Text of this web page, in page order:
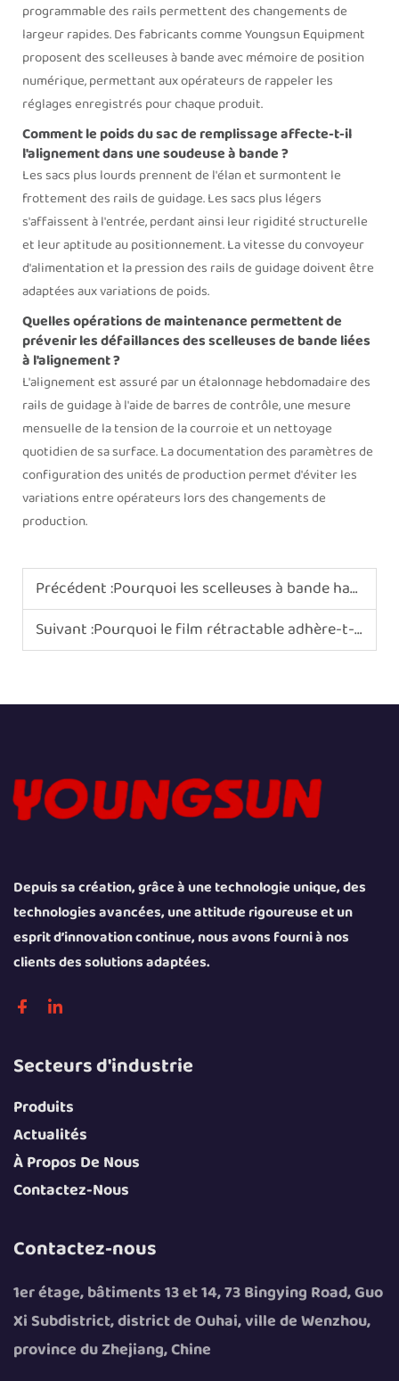
programmable des rails permettent des changements de
largeur rapides. Des fabricants comme Youngsun Equipment
proposent des scelleuses à bande avec mémoire de position
numérique, permettant aux opérateurs de rappeler les
réglages enregistrés pour chaque produit.
Comment le poids du sac de remplissage affecte-t-il
l'alignement dans une soudeuse à bande ?
Les sacs plus lourds prennent de l'élan et surmontent le
frottement des rails de guidage. Les sacs plus légers
s'affaissent à l'entrée, perdant ainsi leur rigidité structurelle
et leur aptitude au positionnement. La vitesse du convoyeur
d'alimentation et la pression des rails de guidage doivent être
adaptées aux variations de poids.
Quelles opérations de maintenance permettent de
prévenir les défaillances des scelleuses de bande liées
à l'alignement ?
L'alignement est assuré par un étalonnage hebdomadaire des
rails de guidage à l'aide de barres de contrôle, une mesure
mensuelle de la tension de la courroie et un nettoyage
quotidien de sa surface. La documentation des paramètres de
configuration des unités de production permet d'éviter les
variations entre opérateurs lors des changements de
production.
Précédent :Pourquoi les scelleuses à bande haute vitesse sont-elles essentielles pour les torréfacteurs de café ?
Suivant :Pourquoi le film rétractable adhère-t-il au chauffage par tunnel ?
Depuis sa création, grâce à une technologie unique, des
technologies avancées, une attitude rigoureuse et un
esprit d’innovation continue, nous avons fourni à nos
clients des solutions adaptées.
Secteurs d'industrie
Produits
Actualités
À Propos De Nous
Contactez-Nous
Contactez-nous
1er étage, bâtiments 13 et 14, 73 Bingying Road, Guo
Xi Subdistrict, district de Ouhai, ville de Wenzhou,
province du Zhejiang, Chine